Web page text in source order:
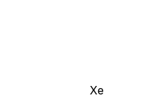
Xe